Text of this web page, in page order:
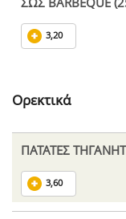
3,20
Ορεκτικά
ΠΑΤΑΤΕΣ
3,60